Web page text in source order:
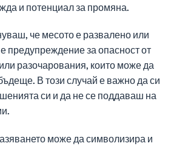
и потенциал за промяна.
че месото е развалено или
предупреждение за опасност от
разочарования, които може да
В този случай е важно да си
си и да не се поддаваш на
може да символизира и